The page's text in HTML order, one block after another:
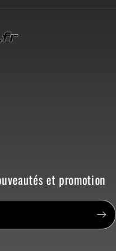
et promotion